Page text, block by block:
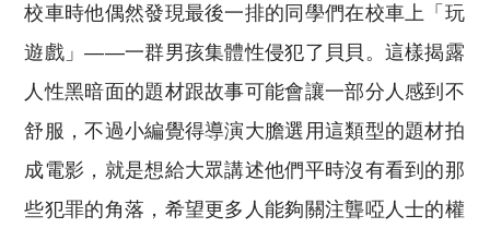
校車時他偶然發現最後一排的同學們在校車上「玩
遊戲」——一群男孩集體性侵犯了貝貝。這樣揭露
人性黑暗面的題材跟故事可能會讓一部分人感到不
舒服，不過小編覺得導演大膽選用這類型的題材拍
成電影，就是想給大眾講述他們平時沒有看到的那
些犯罪的角落，希望更多人能夠關注聾啞人士的權